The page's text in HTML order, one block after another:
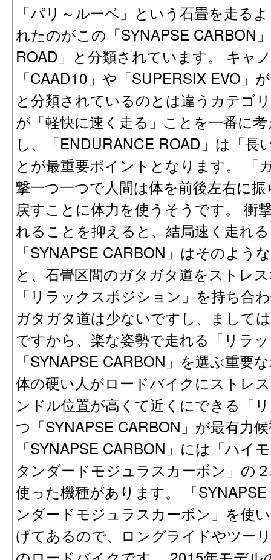
「パリ～ルーベ」という石畳を走る
れたのがこの「SYNAPSE CARBON
ROAD」と分類されています。 キャ
「CAAD10」や「SUPERSIX EVO」
と分類されているのとは違うカテゴ
が「軽快に速く走る」ことを一番に
し、「ENDURANCE ROAD」は「長
とが最重要ポイントとなります。 「
撃一つ一つで人間は体を前後左右に
戻すことに体力を使うそうです。 衝
れることを抑えると、結局速く走れ
「SYNAPSE CARBON」はそのよう
と、石畳区間のガタガタ道をストレ
「リラックスポジション」を持ち合
ガタガタ道は少ないですし、まして
ですから、楽な姿勢で走れる「リラ
「SYNAPSE CARBON」を選ぶ重要
体の硬い人がロードバイクにストレ
ンドル位置が高くて近くにできる「
つ「SYNAPSE CARBON」が最有力
「SYNAPSE CARBON」には「ハイ
タンダードモジュラスカーボン」の
使った機種があります。 「
ンダードモジュラスカーボン」を使
げてあるので、ロングライドやツー